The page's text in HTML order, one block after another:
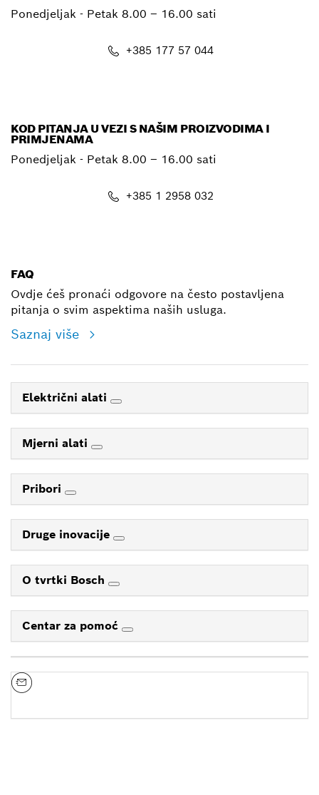
Ponedjeljak - Petak 8.00 – 16.00 sati
+385 177 57 044
KOD PITANJA U VEZI S NAŠIM PROIZVODIMA I
PRIMJENAMA
Ponedjeljak - Petak 8.00 – 16.00 sati
+385 1 2958 032
FAQ
Ovdje ćeš pronaći odgovore na često postavljena
pitanja o svim aspektima naših usluga.
Saznaj više
Električni alati
Mjerni alati
Pribori
Druge inovacije
O tvrtki Bosch
Centar za pomoć